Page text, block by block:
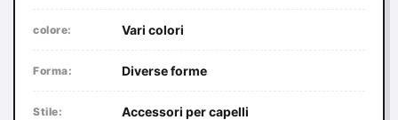
colore: Vari colori
Forma: Diverse forme
Stile: Accessori per capelli